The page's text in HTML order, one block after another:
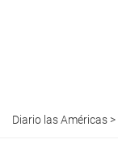
Diario las Américas>